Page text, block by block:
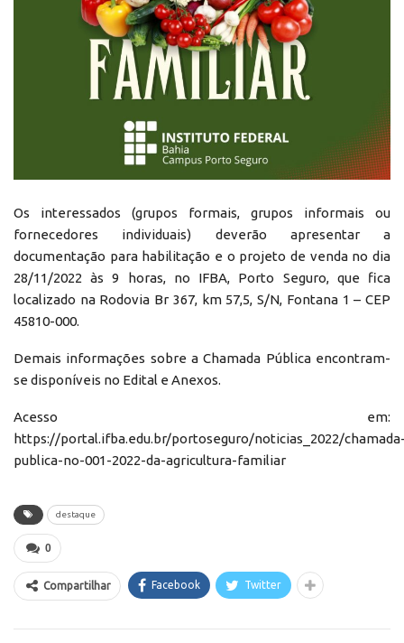
Os interessados (grupos formais, grupos informais ou
fornecedores individuais) deverão apresentar a
documentação para habilitação e o projeto de venda no dia
28/11/2022 às 9 horas, no IFBA, Porto Seguro, que fica
localizado na Rodovia Br 367, km 57,5, S/N, Fontana 1 – CEP
45810-000.
Demais informações sobre a Chamada Pública encontram-
se disponíveis no Edital e Anexos.
Acesso em:
https://portal.ifba.edu.br/portoseguro/noticias_2022/
publica-no-001-2022-da-agricultura-familiar
destaque
0
Compartilhar Facebook Twitter